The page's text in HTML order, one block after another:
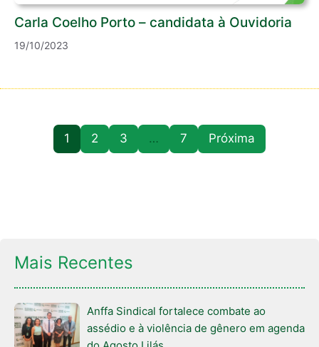
Carla Coelho Porto – candidata à Ouvidoria
19/10/2023
1 2 3 … 7 Próxima
Mais Recentes
Anffa Sindical fortalece combate ao
assédio e à violência de gênero em agenda